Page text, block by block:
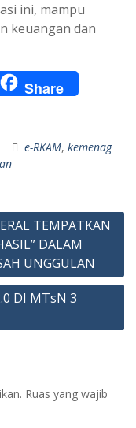
ini, mampu
keuangan dan
Share
e-RKAM, kemenag
TEMPATKAN
DALAM
UNGGULAN
DI MTsN 3
Ruas yang wajib